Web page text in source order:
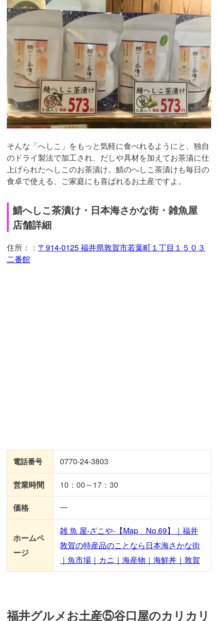
そんな「へしこ」をもっと気軽に食べれるようにと、独自
のドライ製法で加工され、だしや具材を加えてお茶漬に仕
上げられたへしこのお茶漬け。鯖のへしこ茶漬けも毎日の
食卓で使える、ご家庭にも喜ばれるお土産ですよ。
鯖へしこ茶漬け・日本海さかな街・雑魚屋
店舗詳細
住所：： 〒914-0125 福井県敦賀市若葉町１丁目１５０３
二番館
電話番号 0770-24-3803
営業時間 10：00～17：30
価格 一
ホームペ
ージ
雑 魚 屋-ざこや-【Map No.69】｜福井
敦賀の特産品のことなら日本海さかな街
｜魚市場｜カニ｜海産物｜海鮮丼｜敦賀
福井グルメお土産⑤谷口屋のカリカリ